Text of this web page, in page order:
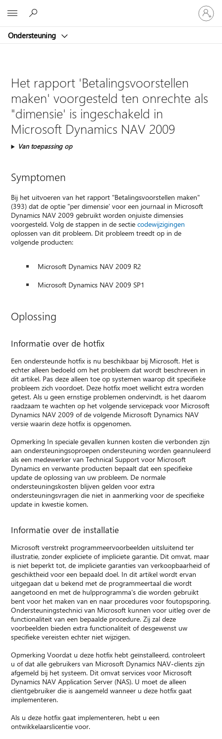
Ondersteuning
Meld
je
aan
je
Het rapport 'Betalingsvoorstellen
maken' voorgesteld ten onrechte als
"dimensie' is ingeschakeld in
Microsoft Dynamics NAV 2009
Van toepassing op
Symptomen
Bij het uitvoeren van het rapport "Betalingsvoorstellen maken"
(393) dat de optie "per dimensie' voor een journaal in Microsoft
Dynamics NAV 2009 gebruikt worden onjuiste dimensies
voorgesteld. Volg de stappen in de sectiecodewijzigingen
oplossen van dit probleem. Dit probleem treedt op in de
volgende producten:
Microsoft Dynamics NAV 2009 R2
Microsoft Dynamics NAV 2009 SP1
Oplossing
Informatie over de hotfix
Een ondersteunde hotfix is nu beschikbaar bij Microsoft. Het is
echter alleen bedoeld om het probleem dat wordt beschreven in
dit artikel. Pas deze alleen toe op systemen waarop dit specifieke
probleem zich voordoet. Deze hotfix moet wellicht extra worden
getest. Als u geen ernstige problemen ondervindt, is het daarom
raadzaam te wachten op het volgende servicepack voor Microsoft
Dynamics NAV 2009 of de volgende Microsoft Dynamics NAV
versie waarin deze hotfix is opgenomen.
Opmerking In speciale gevallen kunnen kosten die verbonden zijn
aan ondersteuningsoproepen ondersteuning worden geannuleerd
als een medewerker van Technical Support voor Microsoft
Dynamics en verwante producten bepaalt dat een specifieke
update de oplossing van uw probleem. De normale
ondersteuningskosten blijven gelden voor extra
ondersteuningsvragen die niet in aanmerking voor de specifieke
update in kwestie komen.
Informatie over de installatie
Microsoft verstrekt programmeervoorbeelden uitsluitend ter
illustratie, zonder expliciete of impliciete garantie. Dit omvat, maar
is niet beperkt tot, de impliciete garanties van verkoopbaarheid of
geschiktheid voor een bepaald doel. In dit artikel wordt ervan
uitgegaan dat u bekend met de programmeertaal die wordt
aangetoond en met de hulpprogramma's die worden gebruikt
bent voor het maken van en naar procedures voor foutopsporing.
Ondersteuningstechnici van Microsoft kunnen voor uitleg over de
functionaliteit van een bepaalde procedure. Zij zal deze
voorbeelden bieden extra functionaliteit of desgewenst uw
specifieke vereisten echter niet wijzigen.
Opmerking Voordat u deze hotfix hebt geïnstalleerd, controleert
u of dat alle gebruikers van Microsoft Dynamics NAV-clients zijn
afgemeld bij het systeem. Dit omvat services voor Microsoft
Dynamics NAV Application Server (NAS). U moet de alleen
clientgebruiker die is aangemeld wanneer u deze hotfix gaat
implementeren.
Als u deze hotfix gaat implementeren, hebt u een
ontwikkelaarslicentie voor.